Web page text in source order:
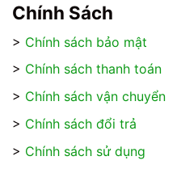
Chính Sách
> Chính sách bảo mật
> Chính sách thanh toán
> Chính sách vận chuyển
> Chính sách đổi trả
> Chính sách sử dụng